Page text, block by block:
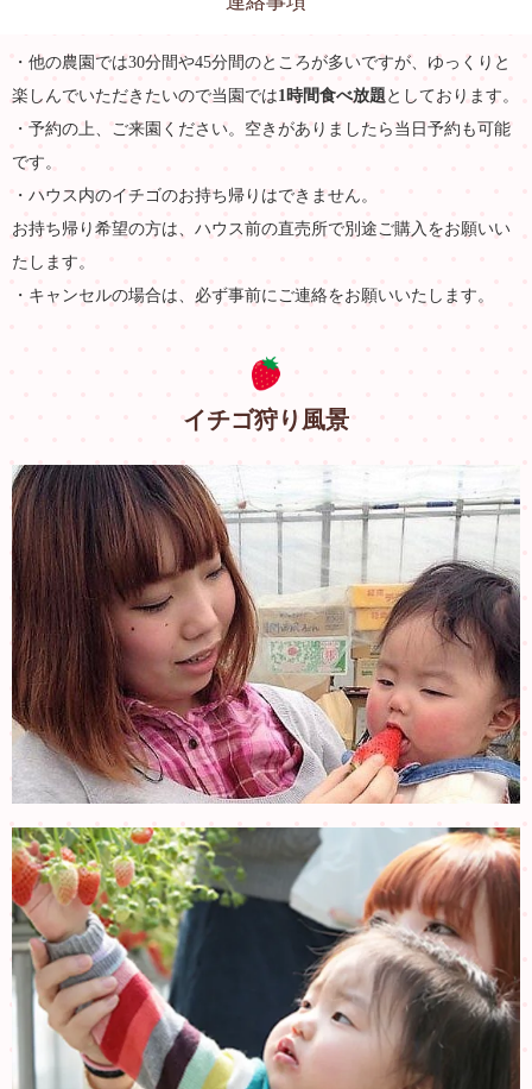
・他の農園では30分間や45分間のところが多いですが、ゆっくりと
楽しんでいただきたいので当園では1時間食べ放題 としております。
・予約の上、ご来園ください。空きがありましたら当日予約も可能
です。
・ハウス内のイチゴのお持ち帰りはできません。
お持ち帰り希望の方は、ハウス前の直売所で別途ご購入をお願いい
たします。
・キャンセルの場合は、必ず事前にご連絡をお願いいたします。
イチゴ狩り風景